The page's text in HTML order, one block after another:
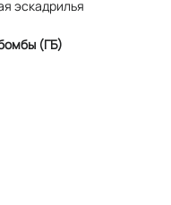
эскадрилья
(ГБ)